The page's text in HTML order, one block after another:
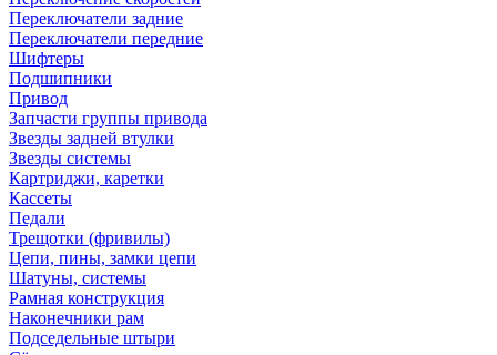
Переключатели задние
Переключатели передние
Шифтеры
Подшипники
Привод
Запчасти группы привода
Звезды задней втулки
Звезды системы
Картриджи, каретки
Кассеты
Педали
Трещотки (фривилы)
Цепи, пины, замки цепи
Шатуны, системы
Рамная конструкция
Наконечники рам
Подседельные штыри